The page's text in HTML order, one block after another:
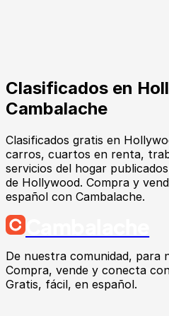
Clasificados en
Cambalache
Clasificados gratis en
carros, cuartos en renta,
servicios del hogar
de Hollywood. Compra y
español con Cambalache.
De nuestra comunidad, para
Compra, vende y conecta
Gratis, fácil, en español.